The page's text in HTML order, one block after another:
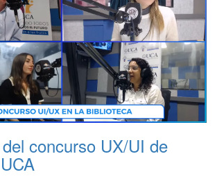
concurso UX/UI de